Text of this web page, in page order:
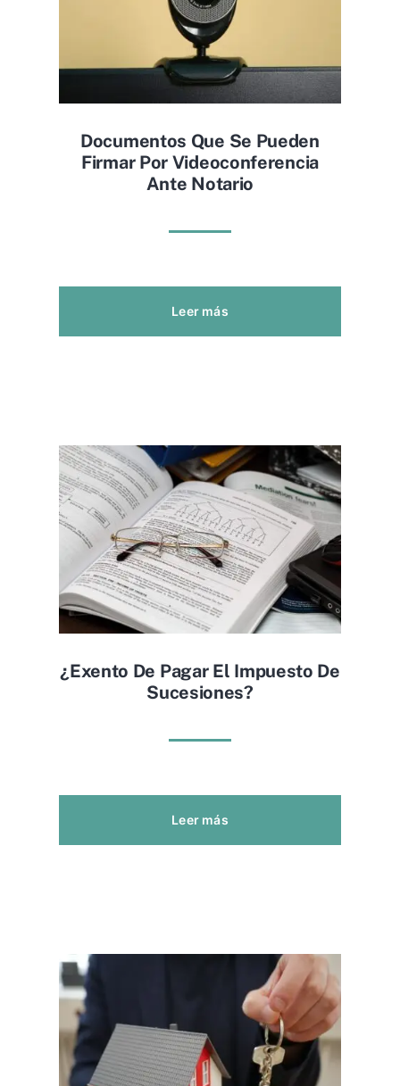
Documentos Que Se Pueden
Firmar Por Videoconferencia
Ante Notario
Leer más
¿exento De Pagar El Impuesto De
Sucesiones?
Leer más